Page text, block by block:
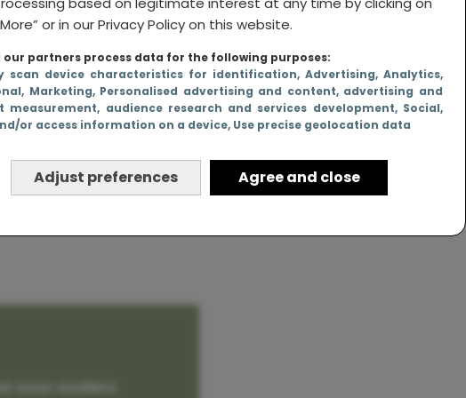
or in our Privacy Policy on this website.
our partners process data for the following purposes:
scan device characteristics for identification, Advertising, Analytics,
, Marketing, Personalised advertising and content, advertising and
measurement, audience research and services development, Social,
or access information on a device, Use precise geolocation data
Adjust preferences Agree and close
je
Vertrouw altijd op jezelf.
En op Marcel.
voor ouders